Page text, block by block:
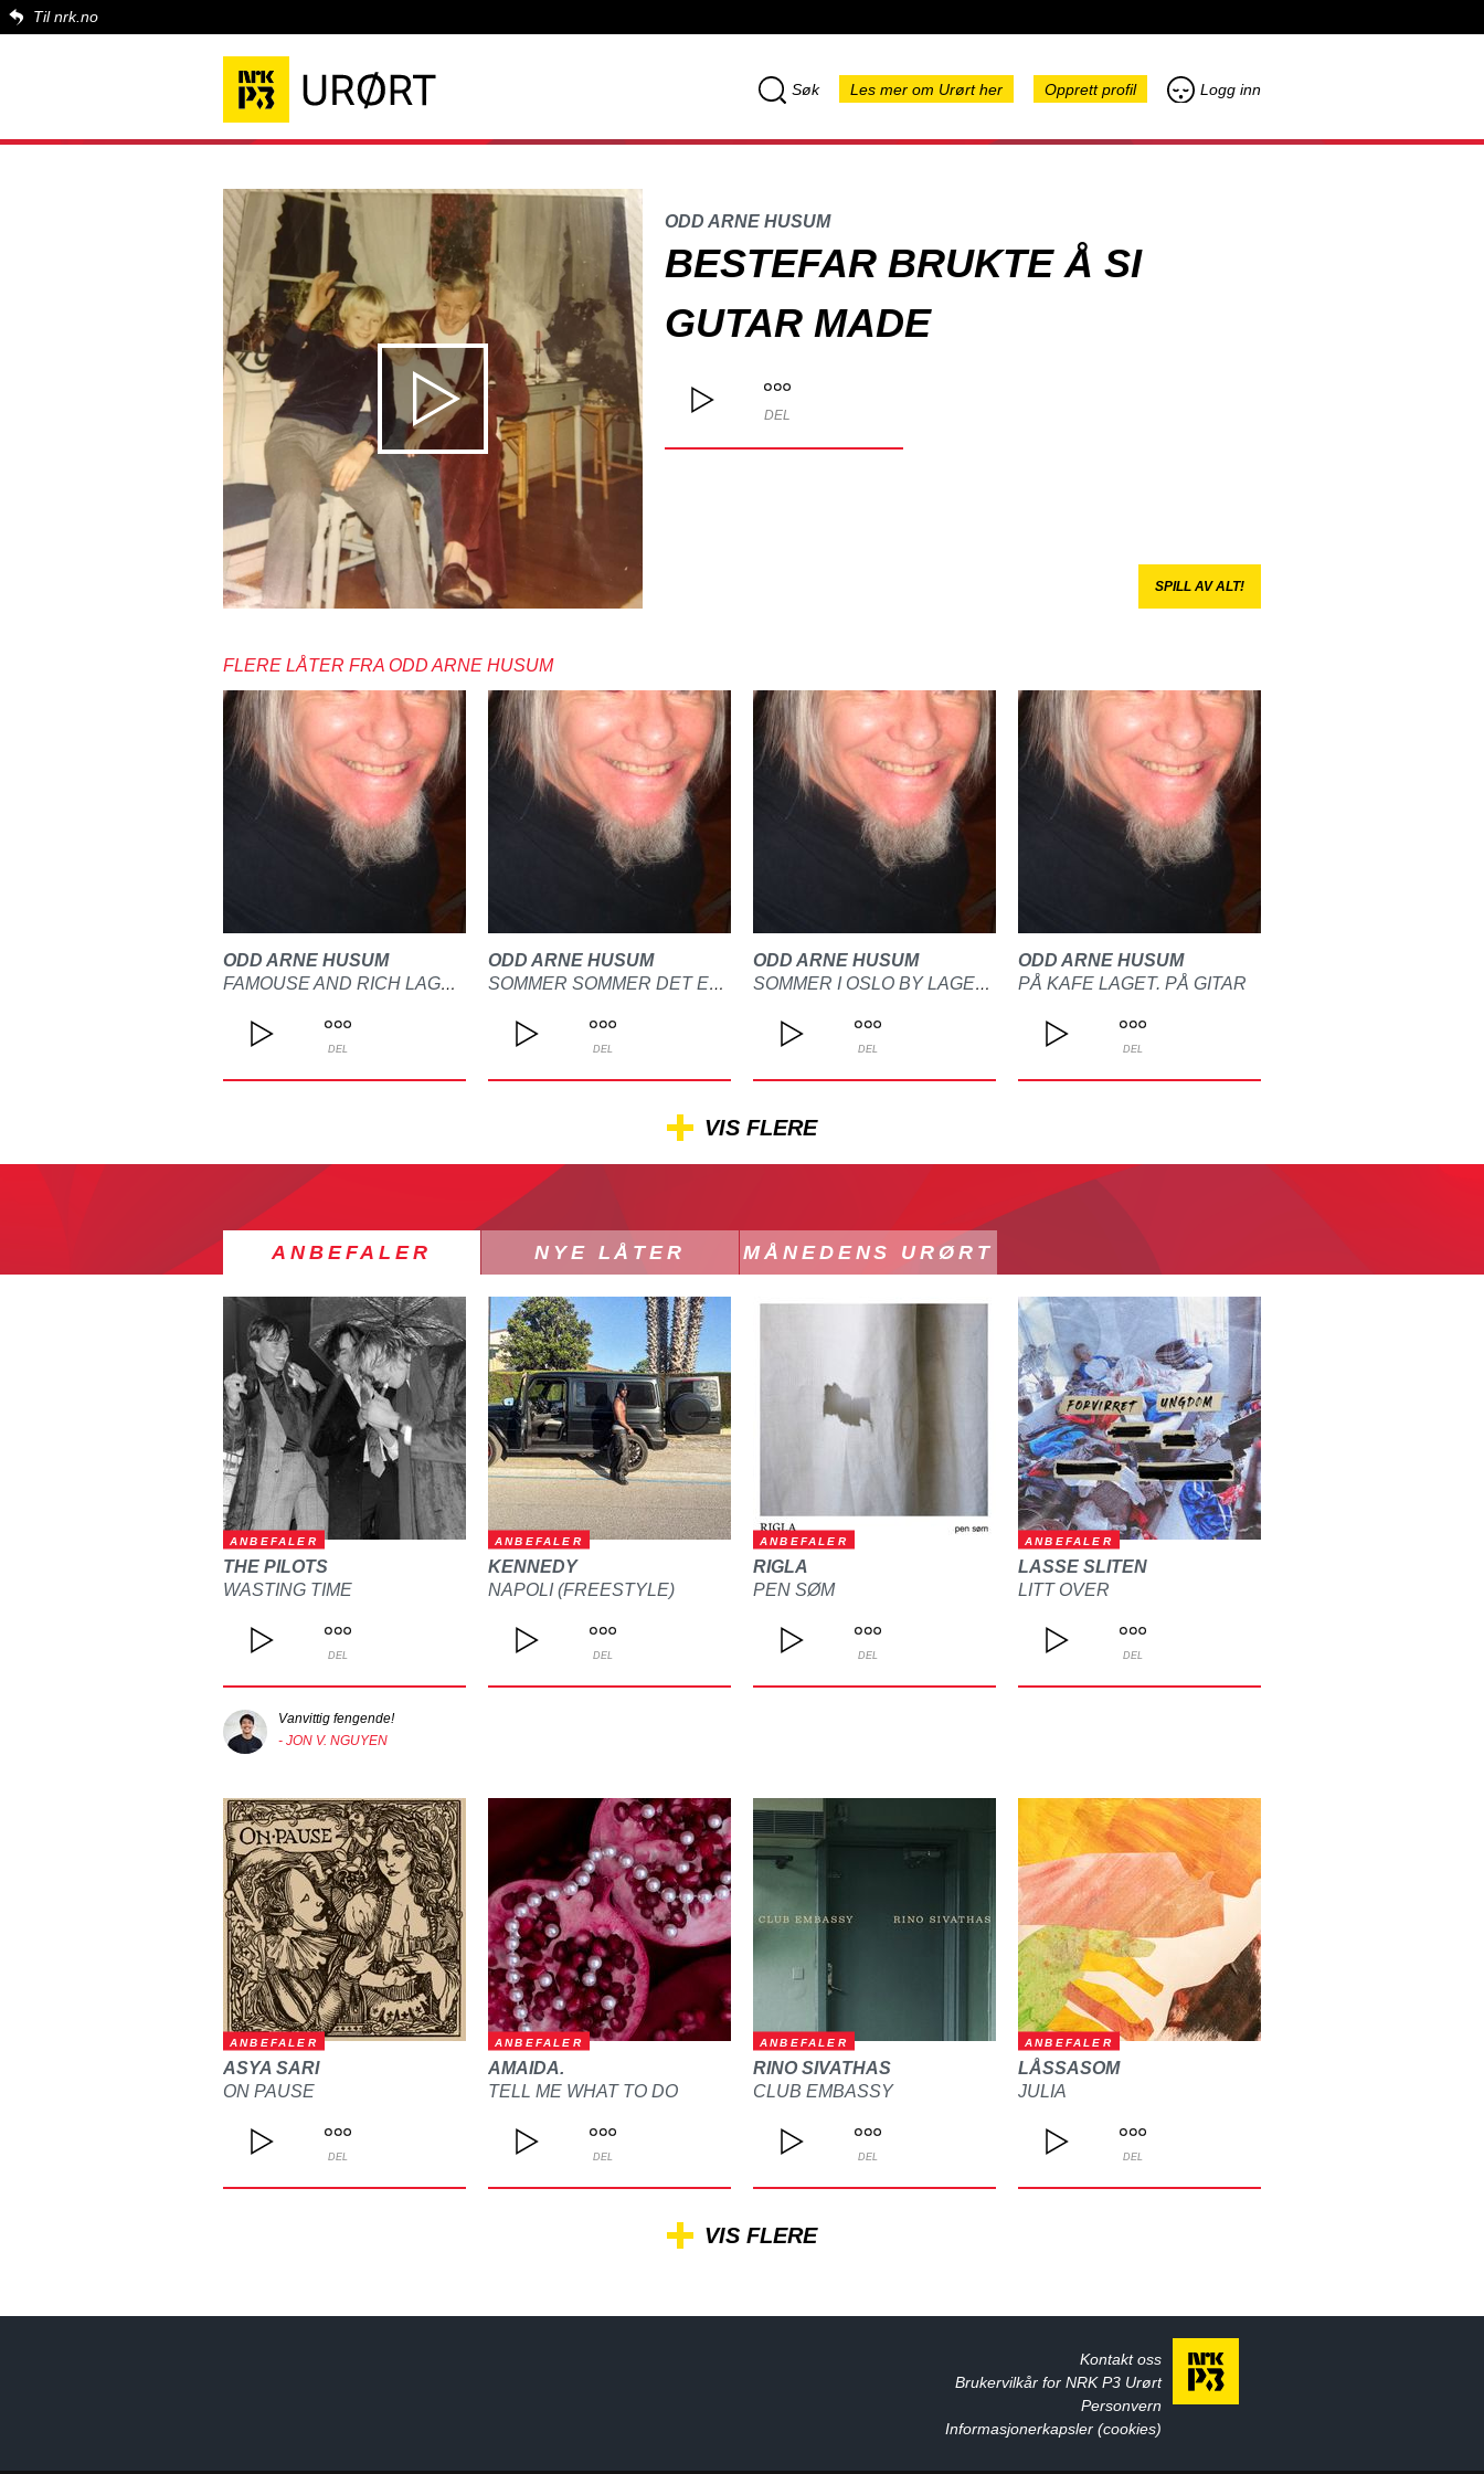
Til nrk.no
Søk Les mer om Urørt her Opprett profil Logg inn
ODD ARNE HUSUM
BESTEFAR BRUKTE Å SI
GUTAR MADE
DEL
SPILL AV ALT!
FLERE LÅTER FRA ODD ARNE HUSUM
ODD ARNE HUSUM
FAMOUSE AND RICH LAGET PÅ GITAR
DEL
ODD ARNE HUSUM
SOMMER SOMMER DET ER DET VI VI HA LAGET PÅ GITAR OG PIANO
DEL
ODD ARNE HUSUM
SOMMER I OSLO BY LAGET PÅ GITAR
DEL
ODD ARNE HUSUM
PÅ KAFE LAGET. PÅ GITAR
DEL
VIS FLERE
ANBEFALER NYE LÅTER MÅNEDENS URØRT
ANBEFALER
THE PILOTS
WASTING TIME
DEL
Vanvittig fengende!
- JON V. NGUYEN
ANBEFALER
KENNEDY
NAPOLI (FREESTYLE)
DEL
ANBEFALER
RIGLA
PEN SØM
DEL
ANBEFALER
LASSE SLITEN
LITT OVER
DEL
ANBEFALER
ASYA SARI
ON PAUSE
DEL
ANBEFALER
AMAIDA.
TELL ME WHAT TO DO
DEL
ANBEFALER
RINO SIVATHAS
CLUB EMBASSY
DEL
ANBEFALER
LÅSSASOM
JULIA
DEL
VIS FLERE
Kontakt oss
Brukervilkår for NRK P3 Urørt
Personvern
Informasjonerkapsler (cookies)